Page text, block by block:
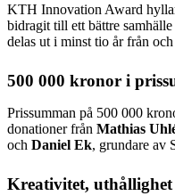
KTH Innovation Award
bidragit till ett bättre
delas ut i minst tio år från
500 000 kronor i
Prissumman på 500 000
donationer från Mathias
och Daniel Ek, grundare av
Kreativitet, uthållighet